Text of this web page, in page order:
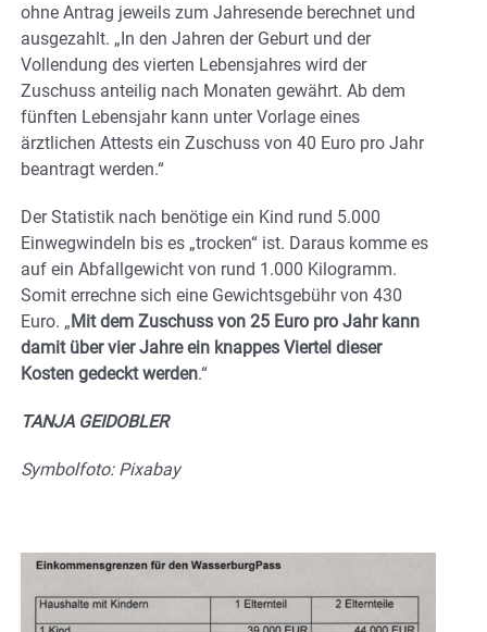
ohne Antrag jeweils zum Jahresende berechnet und
ausgezahlt. „In den Jahren der Geburt und der
Vollendung des vierten Lebensjahres wird der
Zuschuss anteilig nach Monaten gewährt. Ab dem
fünften Lebensjahr kann unter Vorlage eines
ärztlichen Attests ein Zuschuss von 40 Euro pro Jahr
beantragt werden.“
Der Statistik nach benötige ein Kind rund 5.000
Einwegwindeln bis es „trocken“ ist. Daraus komme es
auf ein Abfallgewicht von rund 1.000 Kilogramm.
Somit errechne sich eine Gewichtsgebühr von 430
Euro. „Mit dem Zuschuss von 25 Euro pro Jahr kann
damit über vier Jahre ein knappes Viertel dieser
Kosten gedeckt werden.“
TANJA GEIDOBLER
Symbolfoto: Pixabay